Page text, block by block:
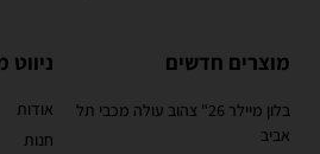
מוצרים חדשים
בלון מיילר 26" צהוב עולה מכבי תל
אביב
ניווט
אודות
חנות